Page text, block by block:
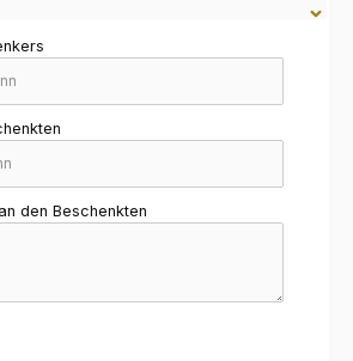
den Beschenkten